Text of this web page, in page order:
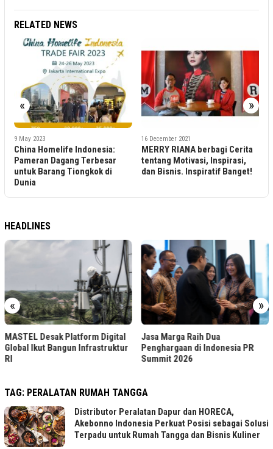
RELATED NEWS
« »
Indonesia:
Terbesar
Tiongkok di
MERRY RIANA berbagi Cerita
tentang Motivasi, Inspirasi,
dan Bisnis. Inspiratif Banget!
Pemerintah di
Atasi Lonjakan
Goreng
HEADLINES
« »
Digital
Jasa Marga Raih Dua
Penghargaan di Indonesia PR
Jasa Marga Raih
TJSL & CSR
TAG: PERALATAN RUMAH TANGGA
Distributor Peralatan Dapur dan HORECA,
Akebonno Indonesia Perkuat Posisi sebagai Solusi
Terpadu untuk Rumah Tangga dan Bisnis Kuliner